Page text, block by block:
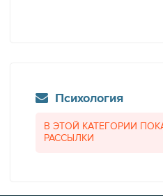
Психология
В ЭТОЙ КАТЕГОРИИ
РАССЫЛКИ